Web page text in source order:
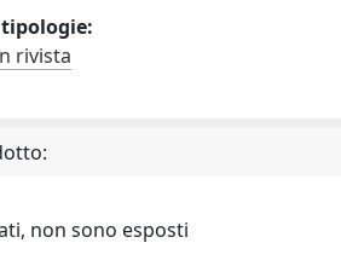
rivista
non sono esposti